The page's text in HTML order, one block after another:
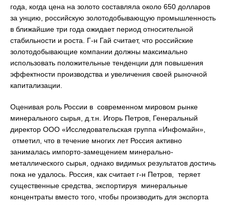
года, когда цена на золото составляла около 650 долларов
за унцию, российскую золотодобывающую промышленность
в ближайшие три года ожидает период относительной
стабильности и роста. Г-н Гай считает, что российские
золотодобывающие компании должны максимально
использовать положительные тенденции для повышения
эффектности производства и увеличения своей рыночной
капитализации.
Оценивая роль России в современном мировом рынке
минерального сырья, д.т.н. Игорь Петров, Генеральный
директор ООО «Исследовательская группа «Инфомайн»,
отметил, что в течение многих лет Россия активно
занималась импорто-замещением минерально-
металлического сырья, однако видимых результатов достичь
пока не удалось. Россия, как считает г-н Петров, теряет
существенные средства, экспортируя минеральные
концентраты вместо того, чтобы производить для экспорта